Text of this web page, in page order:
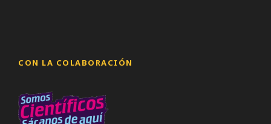
CON LA COLABORACIÓN